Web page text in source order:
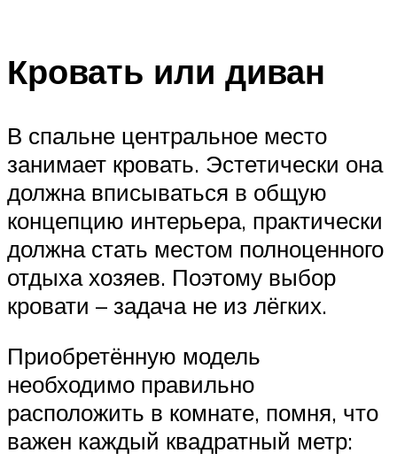
Кровать или диван
В спальне центральное место
занимает кровать. Эстетически она
должна вписываться в общую
концепцию интерьера, практически
должна стать местом полноценного
отдыха хозяев. Поэтому выбор
кровати – задача не из лёгких.
Приобретённую модель
необходимо правильно
расположить в комнате, помня, что
важен каждый квадратный метр: